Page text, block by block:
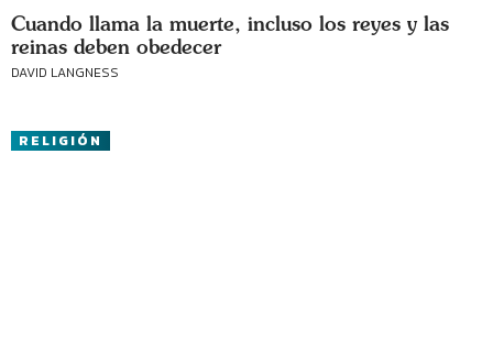
Cuando llama la muerte, incluso los reyes y las
reinas deben obedecer
DAVID LANGNESS
RELIGIÓN